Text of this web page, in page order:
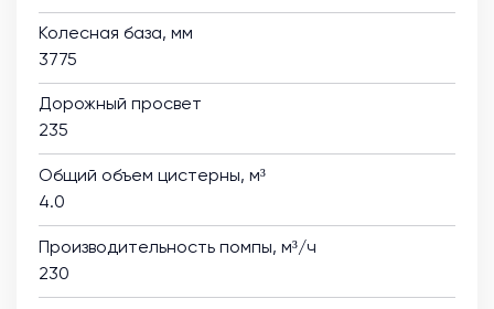
Колесная база, мм
3775
Дорожный просвет
235
Общий объем цистерны, м³
4.0
Производительность помпы, м³/ч
230